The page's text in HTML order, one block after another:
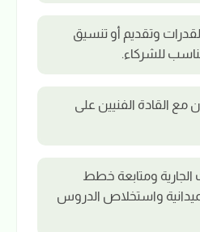
وتقديم أو تنسيق
للشركاء.
مع القادة الفنيين على
الجارية ومتابعة خطط
واستخلاص الدروس